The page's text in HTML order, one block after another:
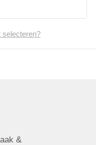
selecteren?
&